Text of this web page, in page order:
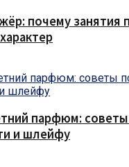
почему занятия
парфюм:
и шлейфу